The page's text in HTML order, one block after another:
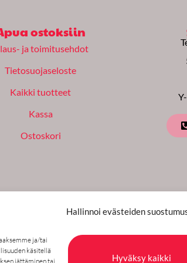
Hallinnoi evästeiden
ja/tai
käsitellä
jättäminen tai
Hyväksy kaikki
ostoksiin
ja toimitusehdot
Tietosuojaseloste
Kaikki tuotteet
Kassa
Ostoskori
kotimaiset verkkopankit,